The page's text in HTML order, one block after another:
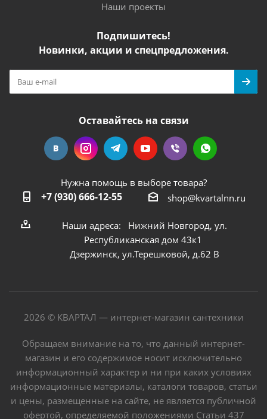
Наши проекты
Подпишитесь!
Новинки, акции и спецпредложения.
Оставайтесь на связи
Нужна помощь в выборе товара?
+7 (930) 666-12-55 shop@kvartalnn.ru
Наши адреса: Нижний Новгород, ул.
Республиканская дом 43к1
Дзержинск, ул.Терешковой, д.62 В
2026 © КВАРТАЛ — интернет-магазин сантехники
Обращаем внимание на то, что данный интернет-
магазин и его содержимое носит исключительно
информационный характер и ни при каких условиях
информационные материалы, каталоги товаров, статьи
и цены, размещенные на сайте, не является публичной
офертой, определяемой положениями Статьи 437